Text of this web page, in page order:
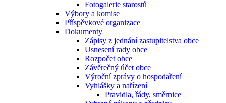
Fotogalerie starostů
Výbory a komise
Příspěvkové organizace
Dokumenty
Zápisy z jednání zastupitelstva obce
Usnesení rady obce
Rozpočet obce
Závěrečný účet obce
Výroční zprávy o hospodaření
Vyhlášky a nařízení
Pravidla, řády, směrnice